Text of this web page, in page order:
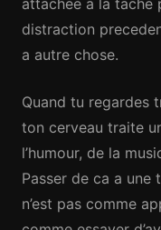
attachee a la tache
distraction
a autre chose.
Quand tu regardes
ton cerveau traite
l’humour, de la
Passer de ca a une
n’est pas comme